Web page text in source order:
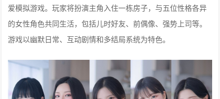
爱模拟游戏。玩家将扮演主角入住一栋房子，与五位性格各异
的女性角色共同生活，包括儿时好友、前偶像、强势上司等。
游戏以幽默日常、互动剧情和多结局系统为特色。